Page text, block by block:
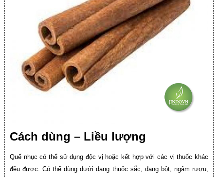
Cách dùng – Liều lượng
Quế nhục có thể sử dụng độc vị hoặc kết hợp với các vị thuốc khác
đều được. Có thể dùng dưới dạng thuốc sắc, dạng bột, ngâm rượu,